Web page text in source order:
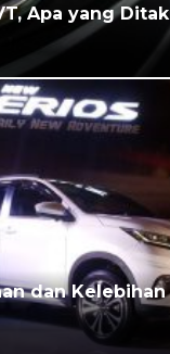
Apa yang
dan Kelebihan